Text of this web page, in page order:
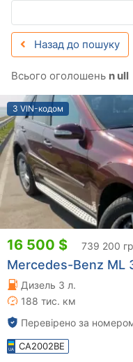
Назад до пошуку
Всього оголошень n ull
З VIN-кодом
16 500 $ 739 200
Mercedes-Benz ML
Дизель 3 л.
188 тис. км
Перевірено за
CA2002BE